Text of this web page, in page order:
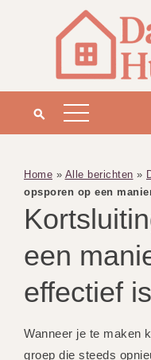
Home » Alle berichten »
opsporen op een
een
effectief is
Wanneer je te maken
groep die steeds